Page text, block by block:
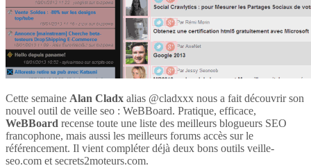
Cette semaine Alan Cladx alias @cladxxx nous a fait découvrir son
nouvel outil de veille seo : WeBBoard. Pratique, efficace,
WeBBoard recense toute une liste des meilleurs blogueurs SEO
francophone, mais aussi les meilleurs forums accès sur le
référencement. Il vient compléter déjà deux bons outils veille-
seo.com et secrets2moteurs.com.